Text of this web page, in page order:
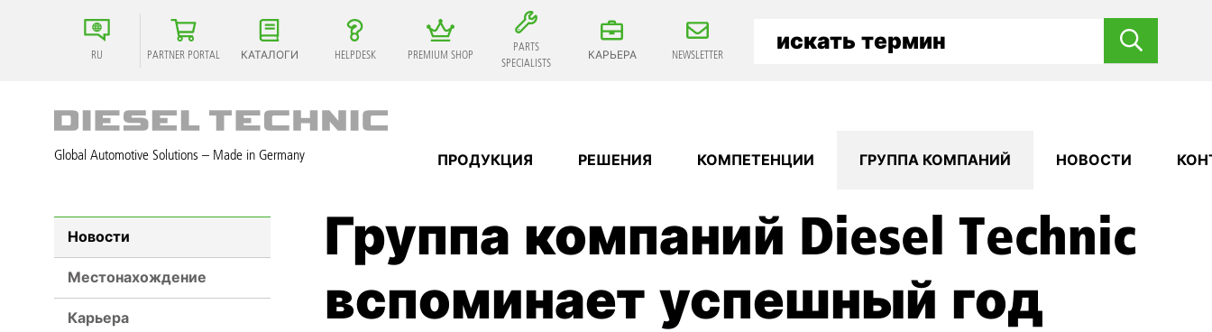
RU PARTNER PORTAL КАТАЛОГИ HELPDESK PREMIUM SHOP
PARTS
SPECIALISTS
КАРЬЕРА NEWSLETTER
Global Automotive Solutions – Made in Germany ПРОДУКЦИЯ РЕШЕНИЯ КОМПЕТЕНЦИИ ГРУППА КОМПАНИЙ НОВОСТИ
Группа компаний Diesel Technic
вспоминает успешный год
Новости
Местонахождение
Карьера